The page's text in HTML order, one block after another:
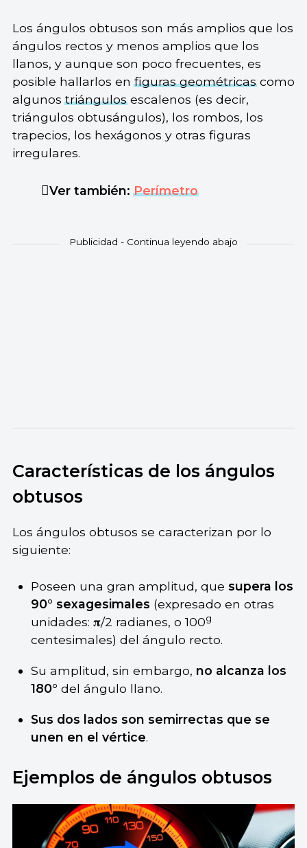
Los ángulos obtusos son más amplios que los
ángulos rectos y menos amplios que los
llanos, y aunque son poco frecuentes, es
posible hallarlos enfiguras geométricascomo
algunostriángulosescalenos (es decir,
triángulos obtusángulos), los rombos, los
trapecios, los hexágonos y otras figuras
irregulares.
Ver también:Perímetro
Características de los ángulos
obtusos
Los ángulos obtusos se caracterizan por lo
siguiente:
Poseen una gran amplitud, que supera los
90° sexagesimales (expresado en otras
unidades: 𝛑/2 radianes, o 100g
centesimales) del ángulo recto.
Su amplitud, sin embargo, no alcanza los
180° del ángulo llano.
Sus dos lados son semirrectas que se
unen en el vértice.
Ejemplos de ángulos obtusos